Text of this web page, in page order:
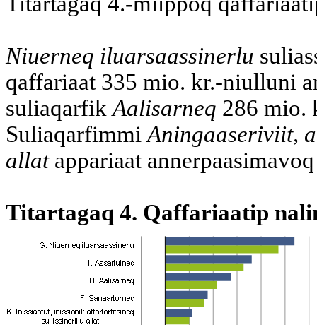
Niuerneq iluarsaassinerlu
qaffariaat 335 mio. kr.-niulluni
suliaqarfikAalisarneq 286 mio.
SuliaqarfimmiAningaaseriviit,
allatappariaat
Titartagaq 4. Qaffariaatip